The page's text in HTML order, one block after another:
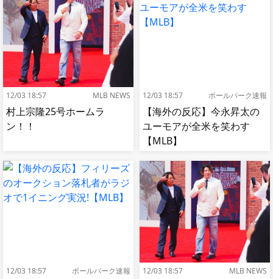
12/03 18:57 MLB NEWS
村上宗隆25号ホームラ
ン！！
12/03 18:57 ボールパーク速報
【海外の反応】今永昇太の
ユーモアが全米を笑わす
【MLB】
12/03 18:57 ボールパーク速報 12/03 18:57 MLB NEWS